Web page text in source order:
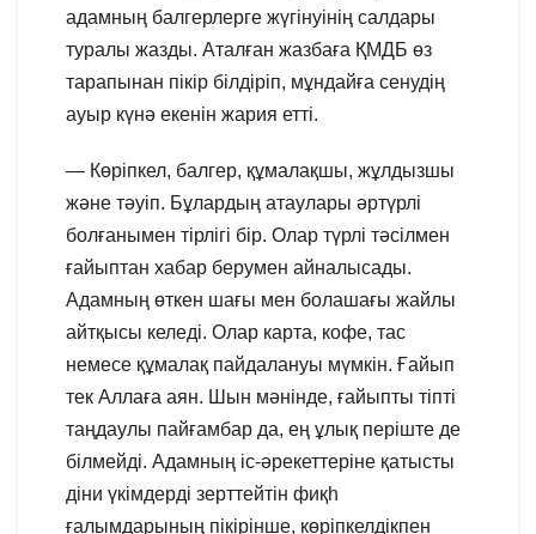
адамның балгерлерге жүгінуінің салдары
туралы жазды. Аталған жазбаға ҚМДБ өз
тарапынан пікір білдіріп, мұндайға сенудің
ауыр күнә екенін жария етті.
— Көріпкел, балгер, құмалақшы, жұлдызшы
және тәуіп. Бұлардың атаулары әртүрлі
болғанымен тірлігі бір. Олар түрлі тәсілмен
ғайыптан хабар берумен айналысады.
Адамның өткен шағы мен болашағы жайлы
айтқысы келеді. Олар карта, кофе, тас
немесе құмалақ пайдалануы мүмкін. Ғайып
тек Аллаға аян. Шын мәнінде, ғайыпты тіпті
таңдаулы пайғамбар да, ең ұлық періште де
білмейді. Адамның іс-әрекеттеріне қатысты
діни үкімдерді зерттейтін фиқһ
ғалымдарының пікірінше, көріпкелдікпен